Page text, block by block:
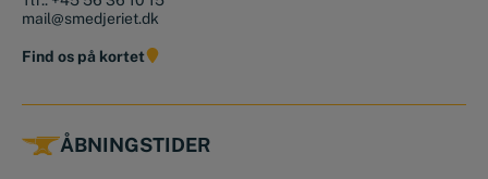
mail@smedjeriet.dk
Find os på kortet
ÅBNINGSTIDER